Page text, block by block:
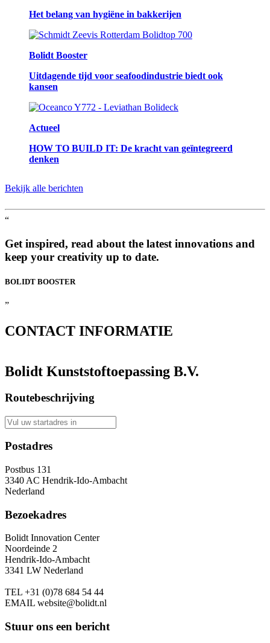
Het belang van hygiëne in bakkerijen
Bolidt Booster
Uitdagende tijd voor seafoodindustrie biedt ook
kansen
Actueel
HOW TO BUILD IT: De kracht van geïntegreerd
denken
Bekijk alle berichten
“
Get inspired, read about the latest innovations and
keep your creativity up to date.
BOLIDT BOOSTER
”
CONTACT INFORMATIE
Bolidt Kunststoftoepassing B.V.
Routebeschrijving
Postadres
Postbus 131
3340 AC Hendrik-Ido-Ambacht
Nederland
Bezoekadres
Bolidt Innovation Center
Noordeinde 2
Hendrik-Ido-Ambacht
3341 LW Nederland
TEL +31 (0)78 684 54 44
EMAIL website@bolidt.nl
Stuur ons een bericht